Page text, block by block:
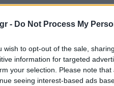
- Do Not Process My
wish to opt-out of the sale,
information for targeted
your selection. Please note
seeing interest-based ads